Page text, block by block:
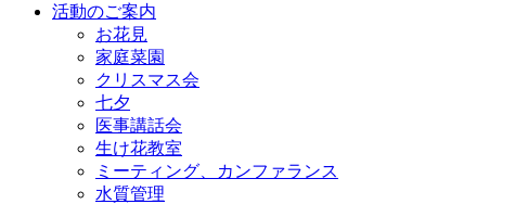
活動のご案内
お花見
家庭菜園
クリスマス会
七夕
医事講話会
生け花教室
ミーティング、カンファランス
水質管理